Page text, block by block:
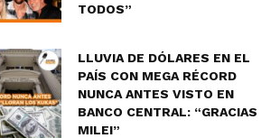
TODOS”
LLUVIA DE DÓLARES EN EL
PAÍS CON MEGA RÉCORD
NUNCA ANTES VISTO EN
BANCO CENTRAL: “GRACIAS
MILEI”